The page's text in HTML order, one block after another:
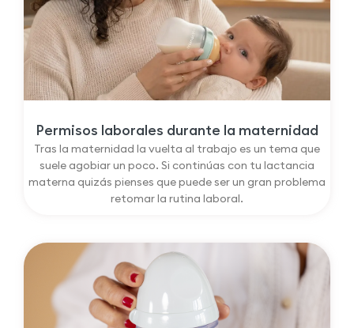
Permisos laborales durante la maternidad
Tras la maternidad la vuelta al trabajo es un tema que
suele agobiar un poco. Si continúas con tu lactancia
materna quizás pienses que puede ser un gran problema
retomar la rutina laboral.